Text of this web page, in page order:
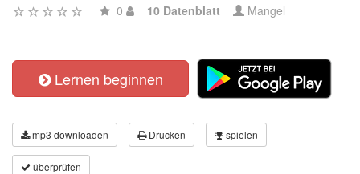
0 10 Datenblatt Mangel
Lernen beginnen
mp3 downloaden Drucken spielen
überprüfen